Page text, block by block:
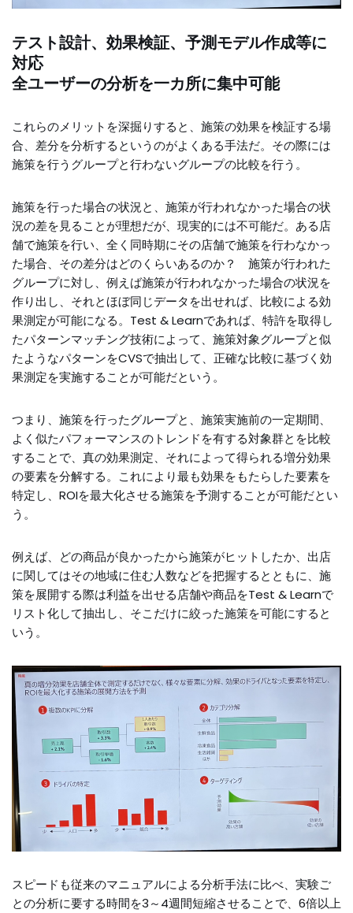
テスト設計、効果検証、予測モデル作成等に
対応
全ユーザーの分析を一カ所に集中可能
これらのメリットを深掘りすると、施策の効果を検証する場
合、差分を分析するというのがよくある手法だ。その際には
施策を行うグループと行わないグループの比較を行う。
施策を行った場合の状況と、施策が行われなかった場合の状
況の差を見ることが理想だが、現実的には不可能だ。ある店
舗で施策を行い、全く同時期にその店舗で施策を行わなかっ
た場合、その差分はどのくらいあるのか？ 施策が行われた
グループに対し、例えば施策が行われなかった場合の状況を
作り出し、それとほぼ同じデータを出せれば、比較による効
果測定が可能になる。Test & Learnであれば、特許を取得し
たパターンマッチング技術によって、施策対象グループと似
たようなパターンをCVSで抽出して、正確な比較に基づく効
果測定を実施することが可能だという。
つまり、施策を行ったグループと、施策実施前の一定期間、
よく似たパフォーマンスのトレンドを有する対象群とを比較
することで、真の効果測定、それによって得られる増分効果
の要素を分解する。これにより最も効果をもたらした要素を
特定し、ROIを最大化させる施策を予測することが可能だとい
う。
例えば、どの商品が良かったから施策がヒットしたか、出店
に関してはその地域に住む人数などを把握するとともに、施
策を展開する際は利益を出せる店舗や商品をTest & Learnで
リスト化して抽出し、そこだけに絞った施策を可能にすると
いう。
スピードも従来のマニュアルによる分析手法に比べ、実験ご
との分析に要する時間を3～4週間短縮させることで、6倍以上